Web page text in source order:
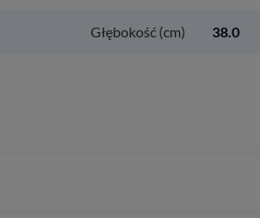
Głębokość (cm) 38.0